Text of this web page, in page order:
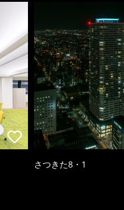
さつきた8・1